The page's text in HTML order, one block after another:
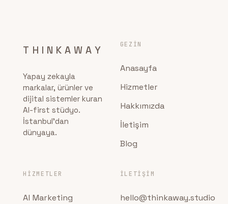
THINKAWAY
Yapay zekayla
markalar, ürünler ve
dijital sistemler kuran
AI-first stüdyo.
İstanbul'dan
dünyaya.
GEZIN
Anasayfa
Hizmetler
Hakkımızda
İletişim
Blog
HIZMETLER
AI Marketing
İLETIŞIM
hello@thinkaway.studio